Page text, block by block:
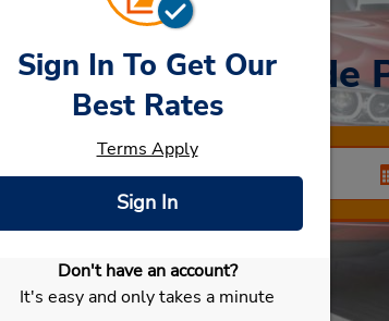
de transporte de
Selecionar meu carro
Sign In To Get Our
Best Rates
Terms Apply
Sign In
Don't have an account?
It's easy and only takes a minute